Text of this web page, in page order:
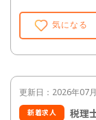
気になる
更新日：2026年07
新着求人 税理